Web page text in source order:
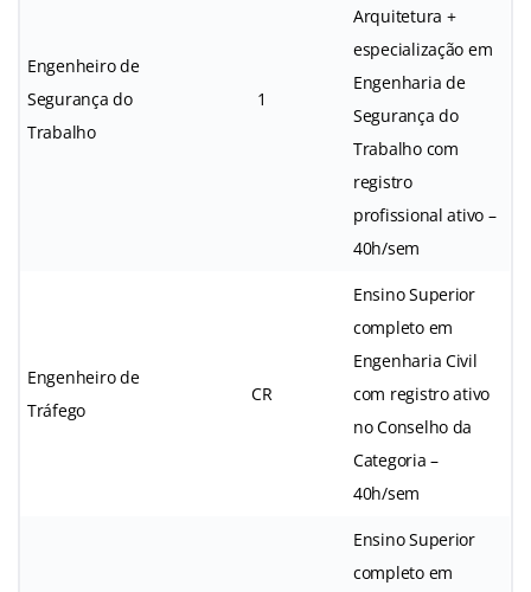
Engenheiro de
Segurança do
Trabalho
1
Arquitetura +
especialização em
Engenharia de
Segurança do
Trabalho com
registro
profissional ativo –
40h/sem
Engenheiro de
Tráfego
CR
Ensino Superior
completo em
Engenharia Civil
com registro ativo
no Conselho da
Categoria –
40h/sem
Ensino Superior
completo em